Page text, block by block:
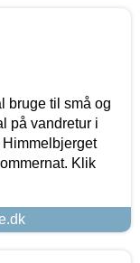
bruge til små og
på vandretur i
Himmelbjerget
Klik